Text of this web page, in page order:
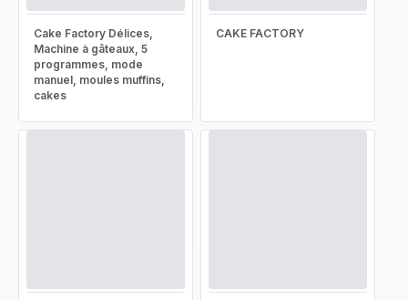
Cake Factory Délices,
Machine à gâteaux, 5
programmes, mode
manuel, moules muffins,
cakes
CAKE FACTORY